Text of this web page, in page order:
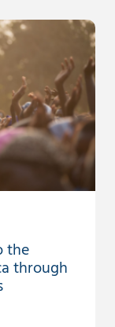
the
through